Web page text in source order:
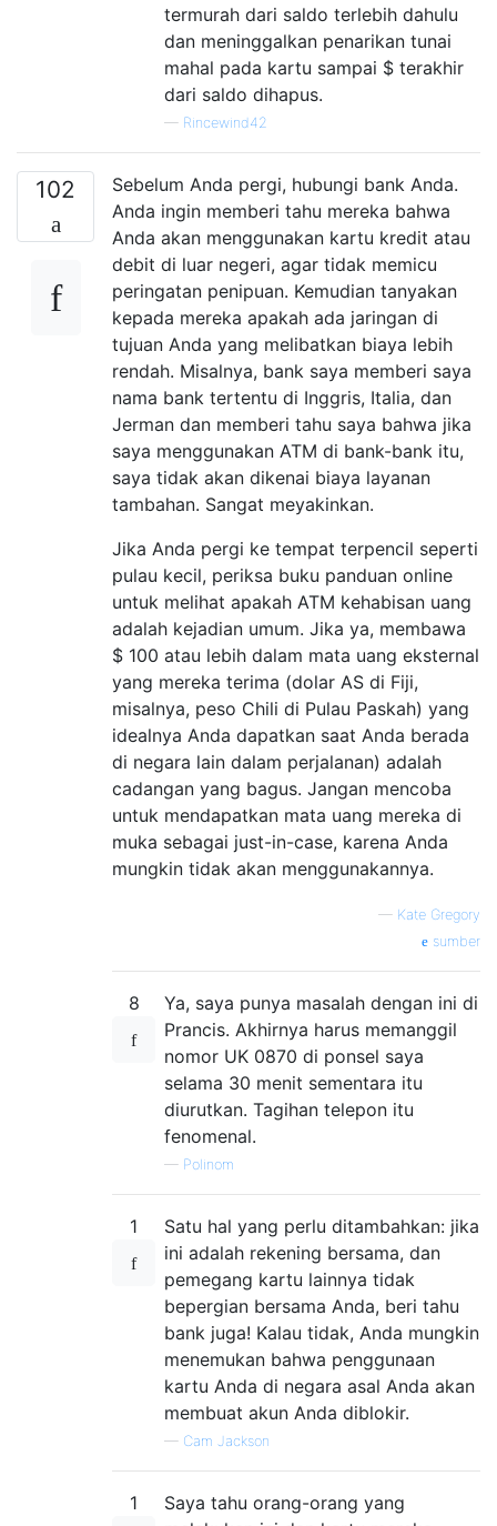
termurah dari saldo terlebih dahulu
dan meninggalkan penarikan tunai
mahal pada kartu sampai $ terakhir
dari saldo dihapus.
— Rincewind42
102
Sebelum Anda pergi, hubungi bank Anda.
Anda ingin memberi tahu mereka bahwa
Anda akan menggunakan kartu kredit atau
debit di luar negeri, agar tidak memicu
peringatan penipuan. Kemudian tanyakan
kepada mereka apakah ada jaringan di
tujuan Anda yang melibatkan biaya lebih
rendah. Misalnya, bank saya memberi saya
nama bank tertentu di Inggris, Italia, dan
Jerman dan memberi tahu saya bahwa jika
saya menggunakan ATM di bank-bank itu,
saya tidak akan dikenai biaya layanan
tambahan. Sangat meyakinkan.
Jika Anda pergi ke tempat terpencil seperti
pulau kecil, periksa buku panduan online
untuk melihat apakah ATM kehabisan uang
adalah kejadian umum. Jika ya, membawa
$ 100 atau lebih dalam mata uang eksternal
yang mereka terima (dolar AS di Fiji,
misalnya, peso Chili di Pulau Paskah) yang
idealnya Anda dapatkan saat Anda berada
di negara lain dalam perjalanan) adalah
cadangan yang bagus. Jangan mencoba
untuk mendapatkan mata uang mereka di
muka sebagai just-in-case, karena Anda
mungkin tidak akan menggunakannya.
— Kate Gregory
sumber
8
Ya, saya punya masalah dengan ini di
Prancis. Akhirnya harus memanggil
nomor UK 0870 di ponsel saya
selama 30 menit sementara itu
diurutkan. Tagihan telepon itu
fenomenal.
— Polinom
1
Satu hal yang perlu ditambahkan: jika
ini adalah rekening bersama, dan
pemegang kartu lainnya tidak
bepergian bersama Anda, beri tahu
bank juga! Kalau tidak, Anda mungkin
menemukan bahwa penggunaan
kartu Anda di negara asal Anda akan
membuat akun Anda diblokir.
— Cam Jackson
1
Saya tahu orang-orang yang